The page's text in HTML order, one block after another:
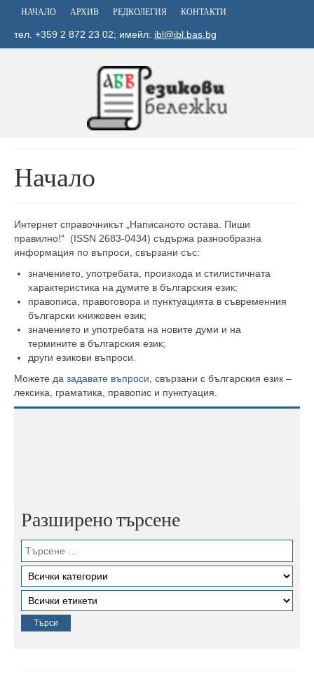
НАЧАЛО АРХИВ РЕДКОЛЕГИЯ КОНТАКТИ
тел. +359 2 872 23 02; имейл: ibl@ibl.bas.bg
Начало
Интернет справочникът „Написаното остава. Пиши
правилно!“ (ISSN 2683-0434) съдържа разнообразна
информация по въпроси, свързани със:
значението, употребата, произхода и стилистичната
характеристика на думите в българския език;
правописа, правоговора и пунктуацията в съвременния
български книжовен език;
значението и употребата на новите думи и на
термините в българския език;
други езикови въпроси.
Можете да задавате въпроси , свързани с българския език –
лексика, граматика, правопис и пунктуация.
Разширено търсене